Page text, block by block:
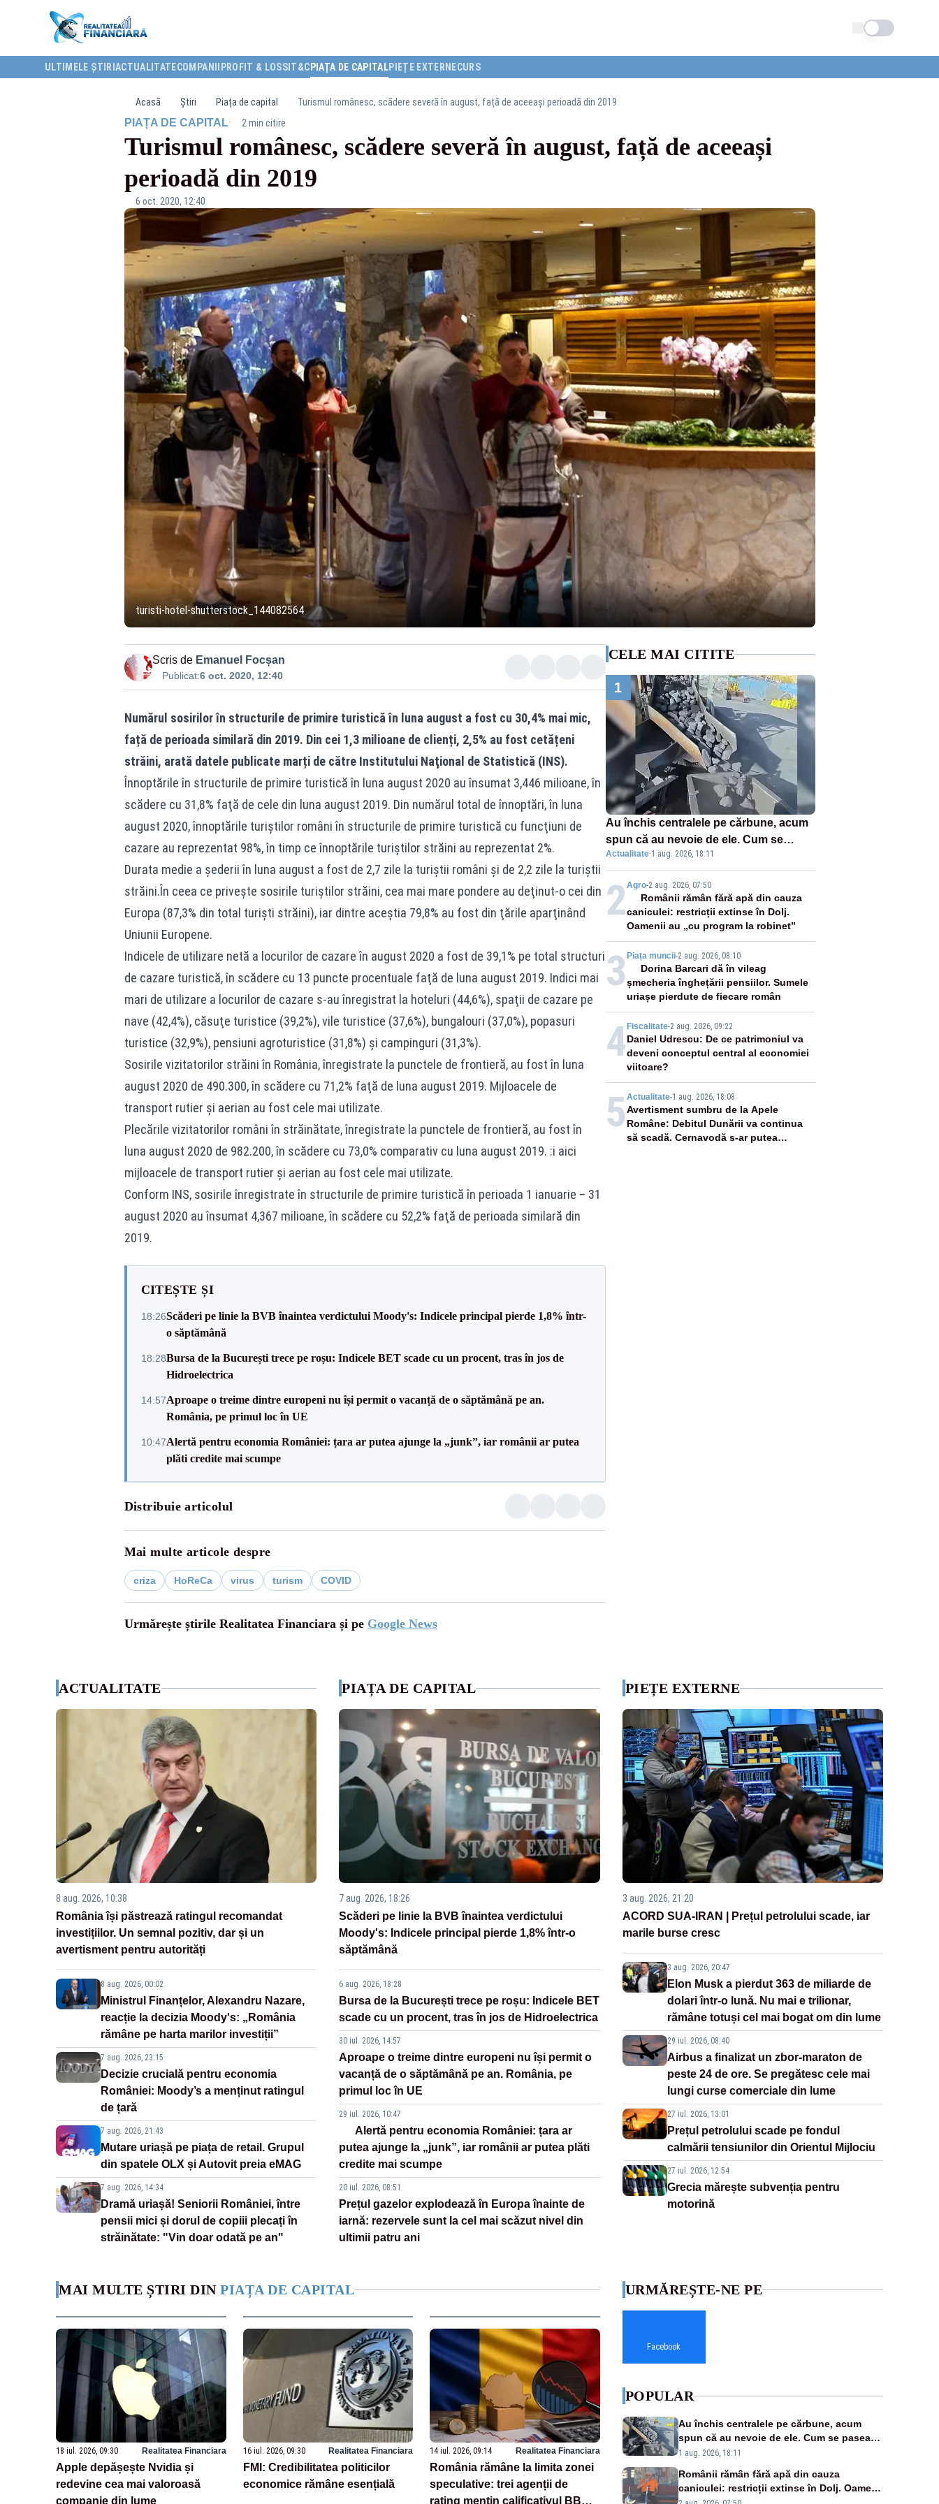
Schimba tema
ULTIMELE ȘTIRI ACTUALITATECOMPANII PROFIT & LOSS IT&C PIAȚA DE CAPITALPIEȚE EXTERNECURS
Acasă Știri Piața de capital Turismul românesc, scădere severă în august, față de aceeași perioadă din 2019
PIAȚA DE CAPITAL· 2 min citire
Turismul românesc, scădere severă în august, față de aceeași
perioadă din 2019
6 oct. 2020, 12:40
turisti-hotel-shutterstock_144082564
Scris de Emanuel Focșan
Publicat:6 oct. 2020, 12:40
Numărul sosirilor în structurile de primire turistică în luna august a fost cu 30,4% mai mic,
față de perioada similară din 2019. Din cei 1,3 milioane de clienți, 2,5% au fost cetățeni
străini, arată datele publicate marți de către Institutului Naţional de Statistică (INS).
Înnoptările în structurile de primire turistică în luna august 2020 au însumat 3,446 milioane, în
scădere cu 31,8% faţă de cele din luna august 2019. Din numărul total de înnoptări, în luna
august 2020, înnoptările turiştilor români în structurile de primire turistică cu funcţiuni de
cazare au reprezentat 98%, în timp ce înnoptările turiştilor străini au reprezentat 2%.
Durata medie a şederii în luna august a fost de 2,7 zile la turiştii români şi de 2,2 zile la turiştii
străini.În ceea ce priveşte sosirile turiştilor străini, cea mai mare pondere au deţinut-o cei din
Europa (87,3% din total turişti străini), iar dintre aceştia 79,8% au fost din ţările aparţinând
Uniunii Europene.
Indicele de utilizare netă a locurilor de cazare în august 2020 a fost de 39,1% pe total structuri
de cazare turistică, în scădere cu 13 puncte procentuale faţă de luna august 2019. Indici mai
mari de utilizare a locurilor de cazare s-au înregistrat la hoteluri (44,6%), spaţii de cazare pe
nave (42,4%), căsuţe turistice (39,2%), vile turistice (37,6%), bungalouri (37,0%), popasuri
turistice (32,9%), pensiuni agroturistice (31,8%) şi campinguri (31,3%).
Sosirile vizitatorilor străini în România, înregistrate la punctele de frontieră, au fost în luna
august 2020 de 490.300, în scădere cu 71,2% faţă de luna august 2019. Mijloacele de
transport rutier şi aerian au fost cele mai utilizate.
Plecările vizitatorilor români în străinătate, înregistrate la punctele de frontieră, au fost în
luna august 2020 de 982.200, în scădere cu 73,0% comparativ cu luna august 2019. :i aici
mijloacele de transport rutier şi aerian au fost cele mai utilizate.
Conform INS, sosirile înregistrate în structurile de primire turistică în perioada 1 ianuarie – 31
august 2020 au însumat 4,367 milioane, în scădere cu 52,2% faţă de perioada similară din
2019.
CITEȘTE ȘI
18:26Scăderi pe linie la BVB înaintea verdictului Moody's: Indicele principal pierde 1,8% într-
o săptămână
18:28Bursa de la București trece pe roșu: Indicele BET scade cu un procent, tras în jos de
Hidroelectrica
14:57Aproape o treime dintre europeni nu își permit o vacanță de o săptămână pe an.
România, pe primul loc în UE
10:47Alertă pentru economia României: țara ar putea ajunge la „junk”, iar românii ar putea
plăti credite mai scumpe
Distribuie articolul
Mai multe articole despre
criza HoReCa virus turism COVID
Urmărește știrile Realitatea Financiara și pe Google News
CELE MAI CITITE
1
Au închis centralele pe cărbune, acum
spun că au nevoie de ele. Cum se
pasează vina în plină criză energetică
Actualitate·1 aug. 2026, 18:11
2Agro-2 aug. 2026, 07:50
Românii rămân fără apă din cauza
caniculei: restricții extinse în Dolj.
Oamenii au „cu program la robinet”
3 Piața muncii-2 aug. 2026, 08:10
Dorina Barcari dă în vileag
șmecheria înghețării pensiilor. Sumele
uriașe pierdute de fiecare român
4 Fiscalitate-2 aug. 2026, 09:22
Daniel Udrescu: De ce patrimoniul va
deveni conceptul central al economiei
viitoare?
5 Actualitate-1 aug. 2026, 18:08
Avertisment sumbru de la Apele
Române: Debitul Dunării va continua
să scadă. Cernavodă s-ar putea
ACTUALITATE
8 aug. 2026, 10:38
România își păstrează ratingul recomandat
investițiilor. Un semnal pozitiv, dar și un
avertisment pentru autorități
8 aug. 2026, 00:02
Ministrul Finanțelor, Alexandru Nazare,
reacție la decizia Moody's: „România
rămâne pe harta marilor investiții”
7 aug. 2026, 23:15
Decizie crucială pentru economia
României: Moody’s a menținut ratingul
de țară
7 aug. 2026, 21:43
Mutare uriașă pe piața de retail. Grupul
din spatele OLX și Autovit preia eMAG
7 aug. 2026, 14:34
Dramă uriașă! Seniorii României, între
pensii mici și dorul de copiii plecați în
străinătate: "Vin doar odată pe an"
PIAȚA DE CAPITAL
7 aug. 2026, 18:26
Scăderi pe linie la BVB înaintea verdictului
Moody's: Indicele principal pierde 1,8% într-o
săptămână
6 aug. 2026, 18:28
Bursa de la București trece pe roșu: Indicele BET
scade cu un procent, tras în jos de Hidroelectrica
30 iul. 2026, 14:57
Aproape o treime dintre europeni nu își permit o
vacanță de o săptămână pe an. România, pe
primul loc în UE
29 iul. 2026, 10:47
Alertă pentru economia României: țara ar
putea ajunge la „junk”, iar românii ar putea plăti
credite mai scumpe
20 iul. 2026, 08:51
Prețul gazelor explodează în Europa înainte de
iarnă: rezervele sunt la cel mai scăzut nivel din
ultimii patru ani
PIEȚE EXTERNE
3 aug. 2026, 21:20
ACORD SUA-IRAN | Prețul petrolului scade, iar
marile burse cresc
3 aug. 2026, 20:47
Elon Musk a pierdut 363 de miliarde de
dolari într-o lună. Nu mai e trilionar,
rămâne totuși cel mai bogat om din lume
29 iul. 2026, 08:40
Airbus a finalizat un zbor-maraton de
peste 24 de ore. Se pregătesc cele mai
lungi curse comerciale din lume
27 iul. 2026, 13:01
Prețul petrolului scade pe fondul
calmării tensiunilor din Orientul Mijlociu
27 iul. 2026, 12:54
Grecia mărește subvenția pentru
motorină
MAI MULTE ȘTIRI DIN PIAȚA DE CAPITAL
18 iul. 2026, 09:30 Realitatea Financiara
Apple depășește Nvidia și
redevine cea mai valoroasă
companie din lume
16 iul. 2026, 09:30 Realitatea Financiara
FMI: Credibilitatea politicilor
economice rămâne esențială
14 iul. 2026, 09:14 Realitatea Financiara
România rămâne la limita zonei
speculative: trei agenții de
rating mențin calificativul BBB
URMĂREȘTE-NE PE
Facebook
POPULAR
Au închis centralele pe cărbune, acum
spun că au nevoie de ele. Cum se pasează
vina în plină criză energetică
1 aug. 2026, 18:11
Românii rămân fără apă din cauza
caniculei: restricții extinse în Dolj. Oamenii